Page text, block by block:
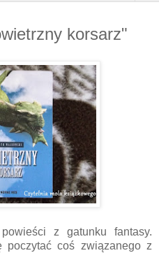
korsarz"
z gatunku fantasy.
poczytać coś związanego z